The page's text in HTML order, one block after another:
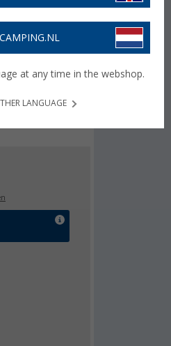
at any time in the webshop.
LANGUAGE